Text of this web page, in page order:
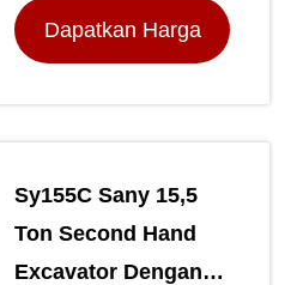
Dapatkan Harga
Sy155C Sany 15,5
Ton Second Hand
Excavator Dengan